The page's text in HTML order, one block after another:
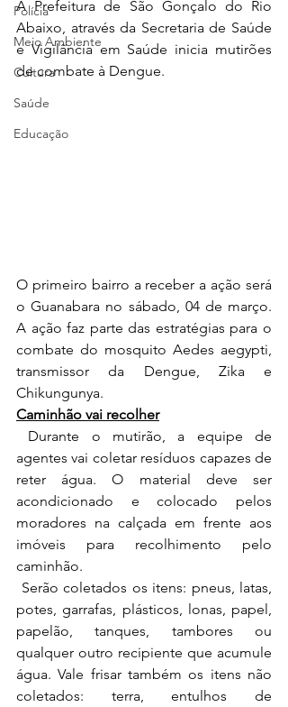
Polícia
Meio Ambiente
Cultura
Saúde
Educação
A Prefeitura de São Gonçalo do Rio
Abaixo, através da Secretaria de Saúde
e Vigilância em Saúde inicia mutirões
de combate à Dengue.
O primeiro bairro a receber a ação será
o Guanabara no sábado, 04 de março.
A ação faz parte das estratégias para o
combate do mosquito Aedes aegypti,
transmissor da Dengue, Zika e
Chikungunya.
Caminhão vai recolher
agentes vai coletar resíduos capazes de
reter água. O material deve ser
acondicionado e colocado pelos
moradores na calçada em frente aos
imóveis para recolhimento pelo
caminhão.
potes, garrafas, plásticos, lonas, papel,
papelão, tanques, tambores ou
qualquer outro recipiente que acumule
água. Vale frisar também os itens não
coletados: terra, entulhos de